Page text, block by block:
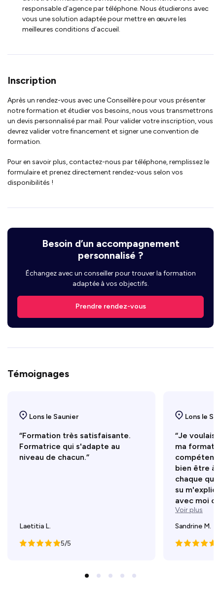
responsable d’agence par téléphone. Nous étudierons avec
vous une solution adaptée pour mettre en œuvre les
meilleures conditions d’accueil.
Inscription
Après un rendez-vous avec une Conseillère pour vous présenter
notre formation et étudier vos besoins, nous vous transmettrons
un devis personnalisé par mail. Pour valider votre inscription, vous
devrez valider votre financement et signer une convention de
formation.
Pour en savoir plus, contactez-nous par téléphone, remplissez le
formulaire et prenez directement rendez-vous selon vos
disponibilités !
Besoin d’un accompagnement
personnalisé ?
Échangez avec un conseiller pour trouver la formation
adaptée à vos objectifs.
Prendre rendez-vous
Témoignages
Lons le Saunier
“Formation très satisfaisante.
Formatrice qui s'adapte au
niveau de chacun.”
Laetitia L.
5/5
Lons le
“Je voulais
ma
bien être à
chaque
su
avec moi
Voir plus
Sandrine M.